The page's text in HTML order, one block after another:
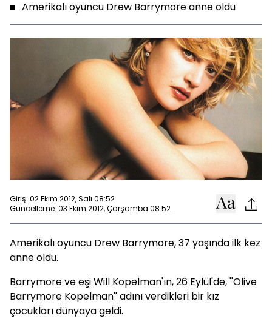
Amerikalı oyuncu Drew Barrymore anne oldu
Giriş: 02 Ekim 2012, Salı 08:52
Güncelleme: 03 Ekim 2012, Çarşamba 08:52
Amerikalı oyuncu Drew Barrymore, 37 yaşında ilk kez
anne oldu.
Barrymore ve eşi Will Kopelman'ın, 26 Eylül'de, ''Olive
Barrymore Kopelman'' adını verdikleri bir kız
çocukları dünyaya geldi.